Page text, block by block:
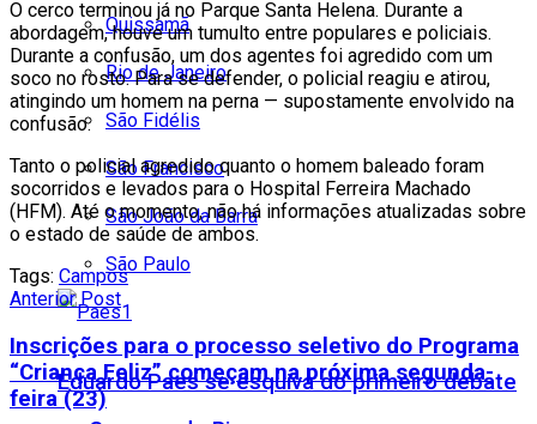
Quissamã
Rio de Janeiro
São Fidélis
São Francisco
São João da Barra
São Paulo
Eduardo Paes se esquiva do primeiro debate
O cerco terminou já no Parque Santa Helena. Durante a
abordagem, houve um tumulto entre populares e policiais.
Durante a confusão, um dos agentes foi agredido com um
soco no rosto. Para se defender, o policial reagiu e atirou,
atingindo um homem na perna — supostamente envolvido na
confusão.
Tanto o policial agredido quanto o homem baleado foram
socorridos e levados para o Hospital Ferreira Machado
(HFM). Até o momento, não há informações atualizadas sobre
o estado de saúde de ambos.
Tags: Campos
Anterior Post
Inscrições para o processo seletivo do Programa
“Criança Feliz” começam na próxima segunda-
feira (23)